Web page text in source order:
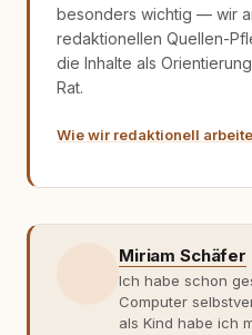
besonders wichtig — wir
redaktionellen Quellen-
die Inhalte als
Rat.
Wie wir redaktionell
Miriam Schäfer
Ich habe schon
Computer
als Kind habe ich